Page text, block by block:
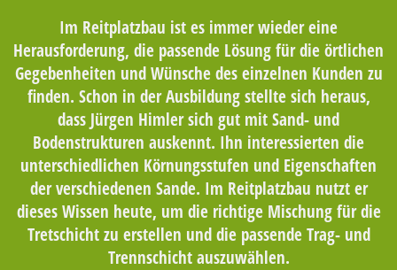
Im Reitplatzbau ist es immer wieder eine
Herausforderung, die passende Lösung für die örtlichen
Gegebenheiten und Wünsche des einzelnen Kunden zu
finden. Schon in der Ausbildung stellte sich heraus,
dass Jürgen Himler sich gut mit Sand- und
Bodenstrukturen auskennt. Ihn interessierten die
unterschiedlichen Körnungsstufen und Eigenschaften
der verschiedenen Sande. Im Reitplatzbau nutzt er
dieses Wissen heute, um die richtige Mischung für die
Tretschicht zu erstellen und die passende Trag- und
Trennschicht auszuwählen.